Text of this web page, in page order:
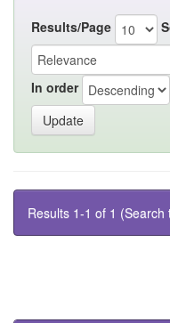
Results/Page
In order
Results 1-1 of 1